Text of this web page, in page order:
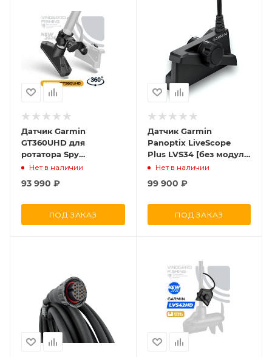
Датчик Garmin
GT360UHD для
ротатора Spy
(предзаказ)
Нет в наличии
93 990 ₽
ПОД ЗАКАЗ
Датчик Garmin
Panoptix LiveScope
Plus LVS34 [без модуля
GLS10]
Нет в наличии
99 900 ₽
ПОД ЗАКАЗ